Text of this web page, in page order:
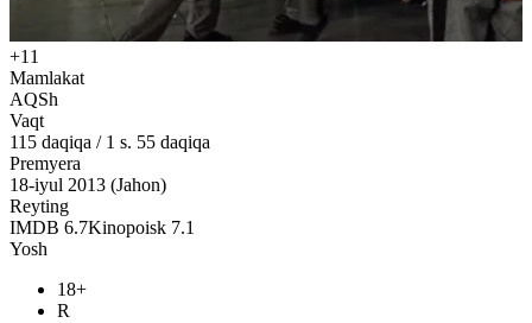
+11
Mamlakat
AQSh
Vaqt
115 daqiqa / 1 s. 55 daqiqa
Premyera
18-iyul 2013 (Jahon)
Reyting
IMDB 6.7Kinopoisk 7.1
Yosh
18+
R